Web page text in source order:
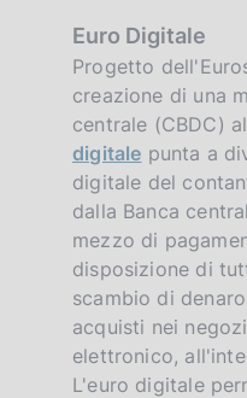
Euro Digitale
Progetto
creazione di una
centrale (CBDC)
digitale punta a
digitale del
dalla Banca
mezzo di
disposizione di
scambio di
acquisti nei
elettronico,
L'euro digitale